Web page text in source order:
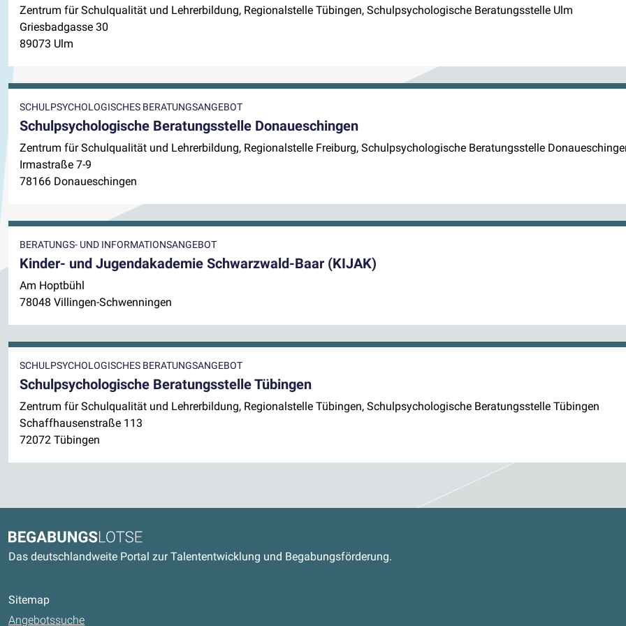
Zentrum für Schulqualität und Lehrerbildung, Regionalstelle Tübingen, Schulpsychologische Beratungsstelle Ulm
Griesbadgasse 30
89073 Ulm
SCHULPSYCHOLOGISCHES BERATUNGSANGEBOT
Schulpsychologische Beratungsstelle Donaueschingen
Zentrum für Schulqualität und Lehrerbildung, Regionalstelle Freiburg, Schulpsychologische Beratungsstelle
Irmastraße 7-9
78166 Donaueschingen
BERATUNGS- UND INFORMATIONSANGEBOT
Kinder- und Jugendakademie Schwarzwald-Baar (KIJAK)
Am Hoptbühl
78048 Villingen-Schwenningen
SCHULPSYCHOLOGISCHES BERATUNGSANGEBOT
Schulpsychologische Beratungsstelle Tübingen
Zentrum für Schulqualität und Lehrerbildung, Regionalstelle Tübingen, Schulpsychologische Beratungsstelle Tübingen
Schaffhausenstraße 113
72072 Tübingen
Kontaktdaten und weitere Links
Begabungslotse
Das deutschlandweite Portal zur Talententwicklung und Begabungsförderung.
Sitemap
Angebotssuche